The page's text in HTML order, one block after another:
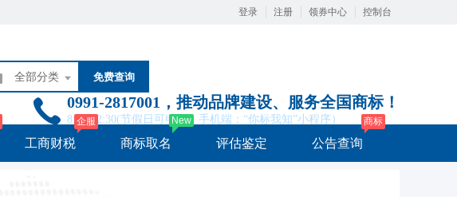
登录 注册 领券中心 控制台
全部分类 免费查询
0991-2817001，推动品牌建设、服务全国商标！
8:30-22:30(节假日可申报，手机端：“你标我知”小程序）
工商财税
企服
商标取名
New
评估鉴定 公告查询
商标